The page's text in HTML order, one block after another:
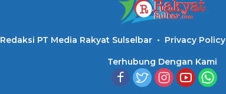
Redaksi PT Media Rakyat Sulselbar Privacy Policy
Terhubung Dengan Kami